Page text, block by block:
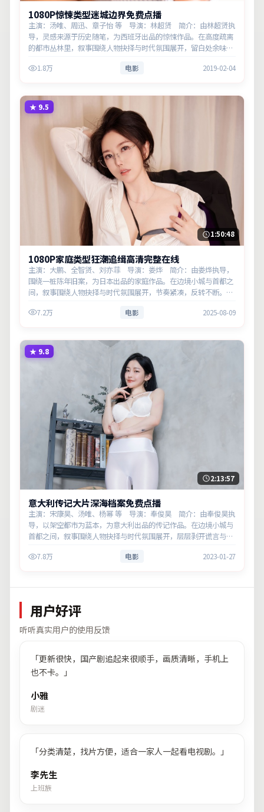
1080P惊悚类型迷城边界免费点播
主演：汤唯、周迅、章子怡 等 导演：林超贤 简介：由林超贤执
导，灵感来源于历史随笔，为西班牙出品的惊悚作品。在高度疏离
的都市丛林里，叙事围绕人物抉择与时代氛围展开，留白处余味悠
意义。
1.8万 电影 2019-02-04
★ 9.5
1:50:48
1080P家庭类型狂潮追缉高清完整在线
主演：大鹏、全智贤、刘亦菲 导演：娄烨 简介：由娄烨执导，
围绕一桩陈年旧案，为日本出品的家庭作品。在边境小城与首都之
间，叙事围绕人物抉择与时代氛围展开，节奏紧凑，反转不断。主
7.2万 电影 2025-08-09
★ 9.8
2:13:57
意大利传记大片深海档案免费点播
主演：宋康昊、汤唯、杨幂 等 导演：奉俊昊 简介：由奉俊昊执
导，以架空都市为蓝本，为意大利出品的传记作品。在边境小城与
首都之间，叙事围绕人物抉择与时代氛围展开，层层剥开谎言与真
7.8万 电影 2023-01-27
用户好评
听听真实用户的使用反馈
「更新很快，国产剧追起来很顺手，画质清晰，手机上
也不卡。
」
小雅
剧迷
「分类清楚，找片方便，适合一家人一起看电视剧。 」
李先生
上班族